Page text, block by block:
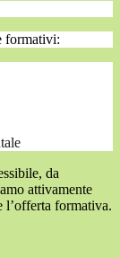
formativi:
da
attivamente
l’offerta formativa.